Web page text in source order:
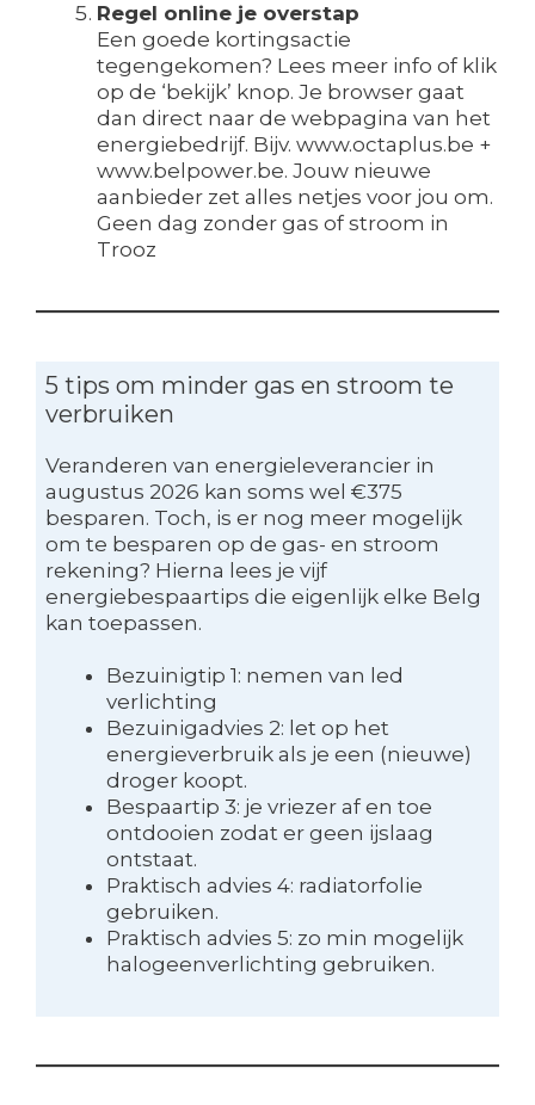
Regel online je overstap
Een goede kortingsactie
tegengekomen? Lees meer info of klik
op de ‘bekijk’ knop. Je browser gaat
dan direct naar de webpagina van het
energiebedrijf. Bijv. www.octaplus.be +
www.belpower.be. Jouw nieuwe
aanbieder zet alles netjes voor jou om.
Geen dag zonder gas of stroom in
Trooz
5 tips om minder gas en stroom te
verbruiken
Veranderen van energieleverancier in
augustus 2026 kan soms wel €375
besparen. Toch, is er nog meer mogelijk
om te besparen op de gas- en stroom
rekening? Hierna lees je vijf
energiebespaartips die eigenlijk elke Belg
kan toepassen.
Bezuinigtip 1: nemen van led
verlichting
Bezuinigadvies 2: let op het
energieverbruik als je een (nieuwe)
droger koopt.
Bespaartip 3: je vriezer af en toe
ontdooien zodat er geen ijslaag
ontstaat.
Praktisch advies 4: radiatorfolie
gebruiken.
Praktisch advies 5: zo min mogelijk
halogeenverlichting gebruiken.